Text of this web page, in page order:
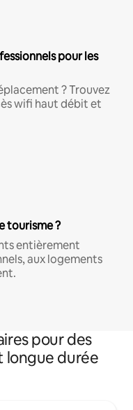
pour les
? Trouvez
wifi haut débit et
tourisme ?
entièrement
aux logements
pour des
longue durée